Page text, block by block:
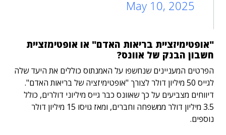
May 10, 2025
"אופטימיזציית בריאות האדם" או אופטימזציית
חשבון הבנק של אוונס?
הפרטים המעניינים שנחשפו על האמנתוס כוללים את היעד שלה
לגייס 50 מיליון דולר לצורך "אופטימיזציה של בריאות האדם".
דיווחים מצביעים על כך שאוונס כבר גייס מיליוני דולרים, כולל
3.5 מיליון דולר ממשפחה וחברים, ומאז גויסו 15 מיליון דולר
נוספים.